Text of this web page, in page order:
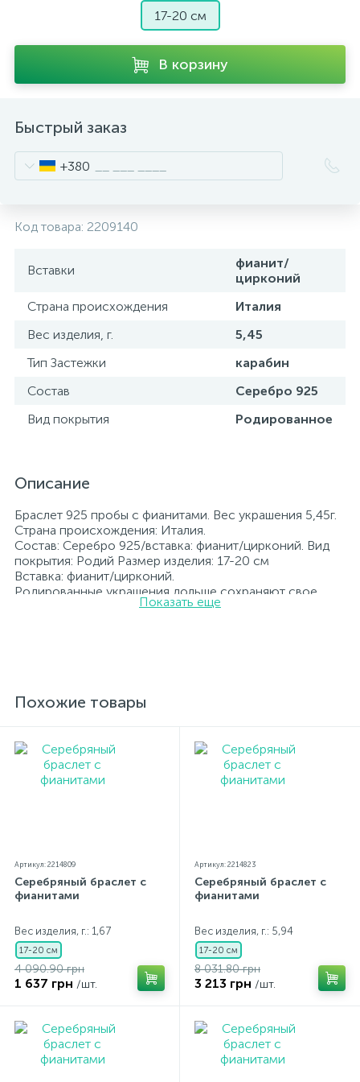
17-20 см
В корзину
Быстрый заказ
+380
Код товара: 2209140
Вставки
фианит/
цирконий
Страна происхождения
Италия
Вес изделия, г.
5,45
Тип Застежки
карабин
Состав
Серебро 925
Вид покрытия
Родированное
Описание
Браслет 925 пробы с фианитами. Вес украшения 5,45г.
Страна происхождения: Италия.
Состав: Серебро 925/вставка: фианит/цирконий. Вид
покрытия: Родий Размер изделия: 17-20 см
Вставка: фианит/цирконий.
Родированные украшения дольше сохраняют свое
первоначальное состояние, а именно цвет и блеск
прилагаются бирка с указанием всех
параметров.*Цвета изделий на сайте могут
особенностей цветопередачи экрана
Показать еще
Похожие товары
Артикул: 2214809
Серебряный браслет с
фианитами
Вес изделия, г.: 1,67
17-20 см
4 090.90 грн
1 637 грн /шт.
Артикул: 2214823
Серебряный браслет с
фианитами
Вес изделия, г.: 5,94
17-20 см
8 031.80 грн
3 213 грн /шт.